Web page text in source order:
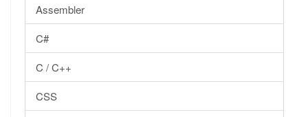
Assembler
C#
C / C++
CSS